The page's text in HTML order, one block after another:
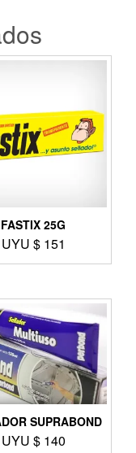
FASTIX 25G
UYU $ 151
SUPRABOND
UYU $ 140